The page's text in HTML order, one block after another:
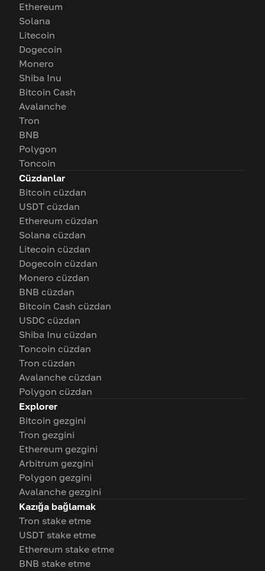
Ethereum
Solana
Litecoin
Dogecoin
Monero
Shiba Inu
Bitcoin Cash
Avalanche
Tron
BNB
Polygon
Toncoin
Cüzdanlar
Bitcoin cüzdan
USDT cüzdan
Ethereum cüzdan
Solana cüzdan
Litecoin cüzdan
Dogecoin cüzdan
Monero cüzdan
BNB cüzdan
Bitcoin Cash cüzdan
USDC cüzdan
Shiba Inu cüzdan
Toncoin cüzdan
Tron cüzdan
Avalanche cüzdan
Polygon cüzdan
Explorer
Bitcoin gezgini
Tron gezgini
Ethereum gezgini
Arbitrum gezgini
Polygon gezgini
Avalanche gezgini
Kazığa bağlamak
Tron stake etme
USDT stake etme
Ethereum stake etme
BNB stake etme